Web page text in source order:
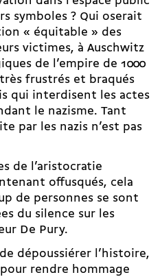
symboles ? Qui oserait
« équitable » des
victimes, à Auschwitz
de l’empire de 1000
frustrés et braqués
qui interdisent les actes
le nazisme. Tant
par les nazis n’est pas
de l’aristocratie
offusqués, cela
de personnes se sont
du silence sur les
De Pury.
dépoussiérer l’histoire,
rendre hommage